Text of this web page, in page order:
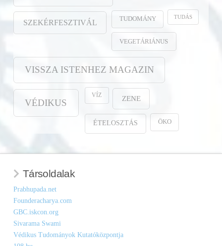
SZEKÉRFESZTIVÁL TUDOMÁNY TUDÁS
VEGETÁRIÁNUS
VISSZA ISTENHEZ MAGAZIN
VÉDIKUS
VÍZ ZENE
ÉTELOSZTÁS ÖKO
Társoldalak
Prabhupada.net
Founderacharya.com
GBC.iskcon.org
Sivarama Swami
Védikus Tudományok Kutatóközpontja